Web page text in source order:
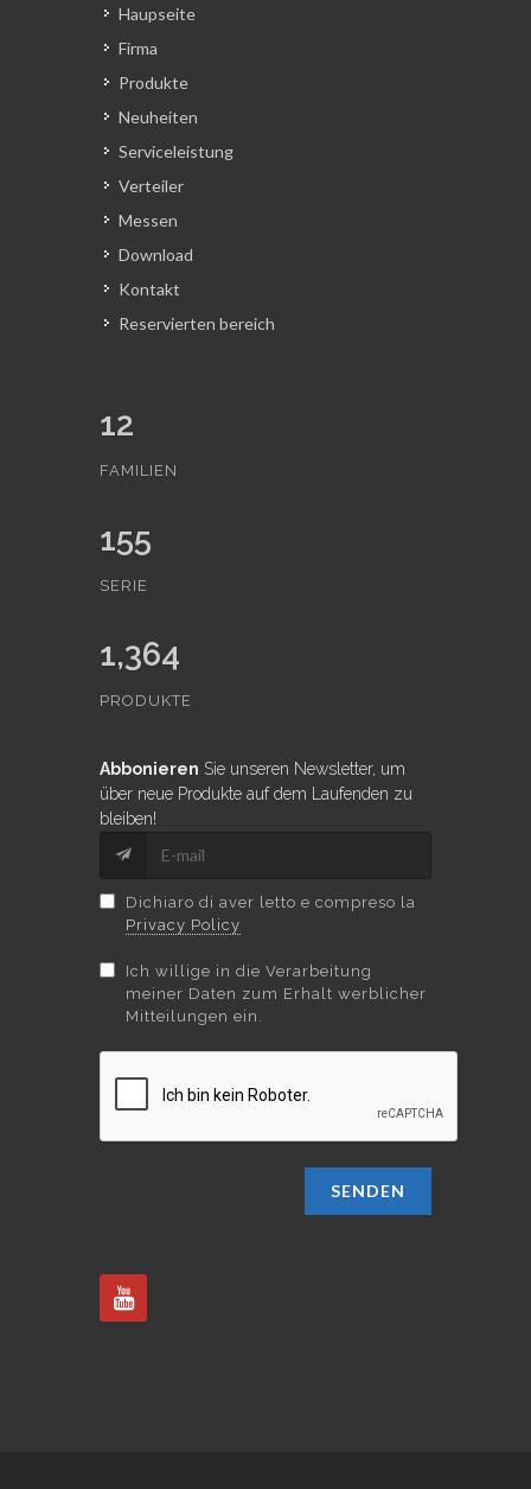
Haupseite
Firma
Produkte
Neuheiten
Serviceleistung
Verteiler
Messen
Download
Kontakt
Reservierten bereich
12
FAMILIEN
155
SERIE
1,364
PRODUKTE
Abbonieren Sie unseren Newsletter, um
über neue Produkte auf dem Laufenden zu
bleiben!
Dichiaro di aver letto e compreso la
Privacy Policy
Ich willige in die Verarbeitung
meiner Daten zum Erhalt werblicher
Mitteilungen ein.
SENDEN